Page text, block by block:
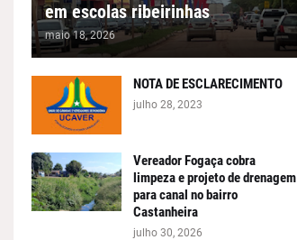
em escolas ribeirinhas
maio 18, 2026
NOTA DE ESCLARECIMENTO
julho 28, 2023
Vereador Fogaça cobra
limpeza e projeto de drenagem
para canal no bairro
Castanheira
julho 30, 2026